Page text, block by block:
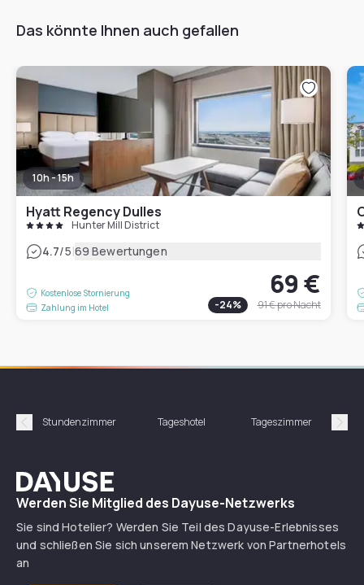
Das könnte Ihnen auch gefallen
10h - 15h
Hyatt Regency Dulles
Hunter Mill District
4.7/5|69 Bewertungen
Kostenlose Stornierung
Zahlung im Hotel
69 €
-24% 91 €pro Nacht
Précédent
Stundenzimmer Tageshotel Tageszimmer
Dayuse
Werden Sie Mitglied des Dayuse-Netzwerks
Sie sind Hotelier? Werden Sie Teil des Dayuse-Erlebnisses
und schließen Sie sich unserem Netzwerk von Partnerhotels
an